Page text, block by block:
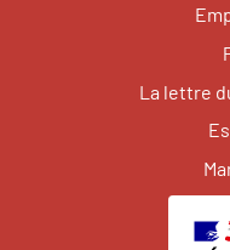
La lettre